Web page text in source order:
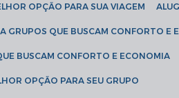
OPÇÃO PARA SUA VIAGEM
GRUPOS QUE BUSCAM CONFORTO E
BUSCAM CONFORTO E ECONOMIA
OPÇÃO PARA SEU GRUPO